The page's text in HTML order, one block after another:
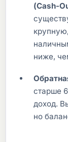
(Cash-
ниже,
старше
доход.
но